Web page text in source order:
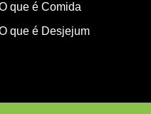
que é Comida
que é Desjejum